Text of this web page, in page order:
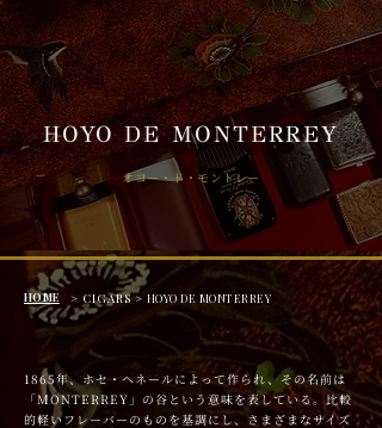
HOYO DE MONTERREY
オヨー・ド・モントレー
HOME > CIGARS > HOYO DE MONTERREY
1865年、ホセ・ヘネールによって作られ、その名前は
「MONTERREY」の谷という意味を表している。比較
的軽いフレーバーのものを基調にし、さまざまなサイズ